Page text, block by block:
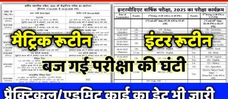
2025
का
रूटीन
जारी:
Matric
inter